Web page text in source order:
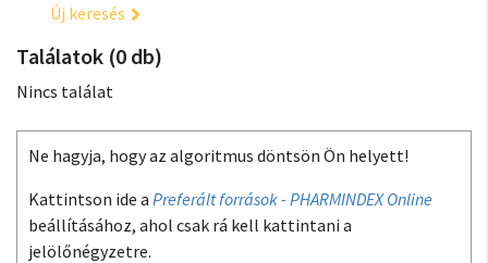
Új keresés
Találatok (0 db)
Nincs találat
Ne hagyja, hogy az algoritmus döntsön Ön helyett!
Kattintson ide a Preferált források - PHARMINDEX Online
beállításához, ahol csak rá kell kattintani a
jelölőnégyzetre.